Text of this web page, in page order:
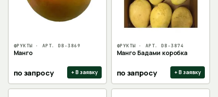
ФРУКТЫ · АРТ.DB-3869
Манго
по запросу + В заявку
ФРУКТЫ · АРТ.DB-3874
Манго Бадами коробка
по запросу + В заявку